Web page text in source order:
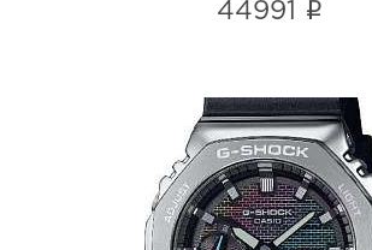
44991 i
G-shock